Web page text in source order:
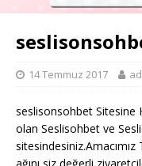
14 Temmuz 2017
seslisonsohbet Sitesine
olan Seslisohbet ve